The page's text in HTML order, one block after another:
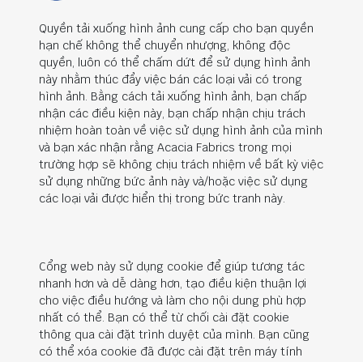
Quyền tải xuống hình ảnh cung cấp cho bạn quyền
hạn chế không thể chuyển nhượng, không độc
quyền, luôn có thể chấm dứt để sử dụng hình ảnh
này nhằm thúc đẩy việc bán các loại vải có trong
hình ảnh. Bằng cách tải xuống hình ảnh, bạn chấp
nhận các điều kiện này, bạn chấp nhận chịu trách
nhiệm hoàn toàn về việc sử dụng hình ảnh của mình
và bạn xác nhận rằng Acacia Fabrics trong mọi
trường hợp sẽ không chịu trách nhiệm về bất kỳ việc
sử dụng những bức ảnh này và/hoặc việc sử dụng
các loại vải được hiển thị trong bức tranh này.
Cổng web này sử dụng cookie để giúp tương tác
nhanh hơn và dễ dàng hơn, tạo điều kiện thuận lợi
cho việc điều hướng và làm cho nội dung phù hợp
nhất có thể. Bạn có thể từ chối cài đặt cookie
thông qua cài đặt trình duyệt của mình. Bạn cũng
có thể xóa cookie đã được cài đặt trên máy tính